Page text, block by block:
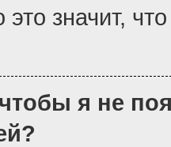
это значит,
я не